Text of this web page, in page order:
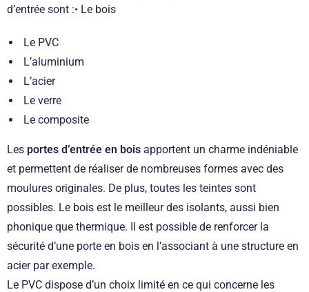
d’entrée sont :• Le bois
Le PVC
L’aluminium
L’acier
Le verre
Le composite
Les portes d’entrée en bois apportent un charme indéniable
et permettent de réaliser de nombreuses formes avec des
moulures originales. De plus, toutes les teintes sont
possibles. Le bois est le meilleur des isolants, aussi bien
phonique que thermique. Il est possible de renforcer la
sécurité d’une porte en bois en l’associant à une structure en
acier par exemple.
Le PVC dispose d’un choix limité en ce qui concerne les